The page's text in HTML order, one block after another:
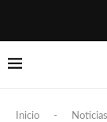
Inicio - Noticias